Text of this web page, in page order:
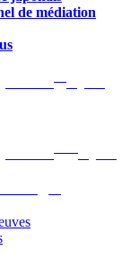
de médiation